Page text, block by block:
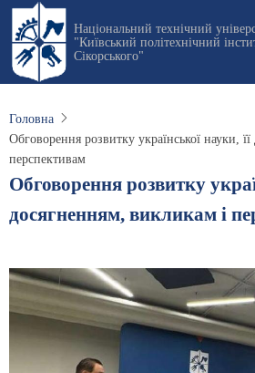
Перейти
основного
вмісту
Національний технічний
"Київський політехнічний
Сікорського"
Головна
Обговорення розвитку української науки,
перспективам
Обговорення розвитку
досягненням, викликам і